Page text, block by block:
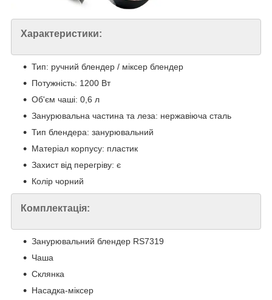
Характеристики:
Тип: ручний блендер / міксер блендер
Потужність: 1200 Вт
Об'єм чаші: 0,6 л
Занурювальна частина та леза: нержавіюча сталь
Тип блендера: занурювальний
Матеріал корпусу: пластик
Захист від перегріву: є
Колір чорний
Комплектація:
Занурювальний блендер RS7319
Чаша
Склянка
Насадка-міксер